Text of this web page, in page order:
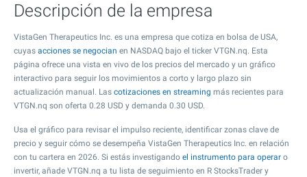
Descripción de la empresa
VistaGen Therapeutics Inc. es una empresa que cotiza en bolsa de USA,
cuyas acciones se negocian en NASDAQ bajo el ticker VTGN.nq. Esta
página ofrece una vista en vivo de los precios del mercado y un gráfico
interactivo para seguir los movimientos a corto y largo plazo sin
actualización manual. Las cotizaciones en streaming más recientes para
VTGN.nq son oferta 0.28 USD y demanda 0.30 USD.
Usa el gráfico para revisar el impulso reciente, identificar zonas clave de
precio y seguir cómo se desempeña VistaGen Therapeutics Inc. en relación
con tu cartera en 2026. Si estás investigando el instrumento para operar o
invertir, añade VTGN.nq a tu lista de seguimiento en R StocksTrader y